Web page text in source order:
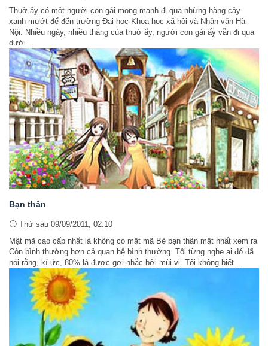
Thuở ấy có một người con gái mong manh đi qua những hàng cây
xanh mướt để đến trường Đại học Khoa học xã hội và Nhân văn Hà
Nội. Nhiều ngày, nhiều tháng của thuở ấy, người con gái ấy vẫn đi qua
dưới ...
Bạn thân
Thứ sáu 09/09/2011, 02:10
Mật mã cao cấp nhất là không có mật mã Bè bạn thân mật nhất xem ra
Còn bình thường hơn cả quan hệ bình thường. Tôi từng nghe ai đó đã
nói rằng, kí ức, 80% là được gợi nhắc bởi mùi vị. Tôi không biết ...